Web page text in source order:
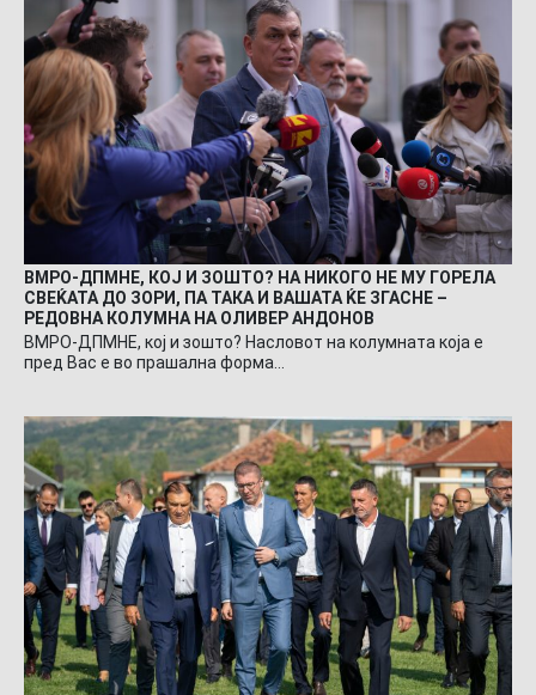
ВМРО-ДПМНЕ, КОЈ И ЗОШТО? НА НИКОГО НЕ МУ ГОРЕЛА
СВЕЌАТА ДО ЗОРИ, ПА ТАКА И ВАШАТА ЌЕ ЗГАСНЕ –
РЕДОВНА КОЛУМНА НА ОЛИВЕР АНДОНОВ
ВМРО-ДПМНЕ, кој и зошто? Насловот на колумната која е
пред Вас е во прашална форма…